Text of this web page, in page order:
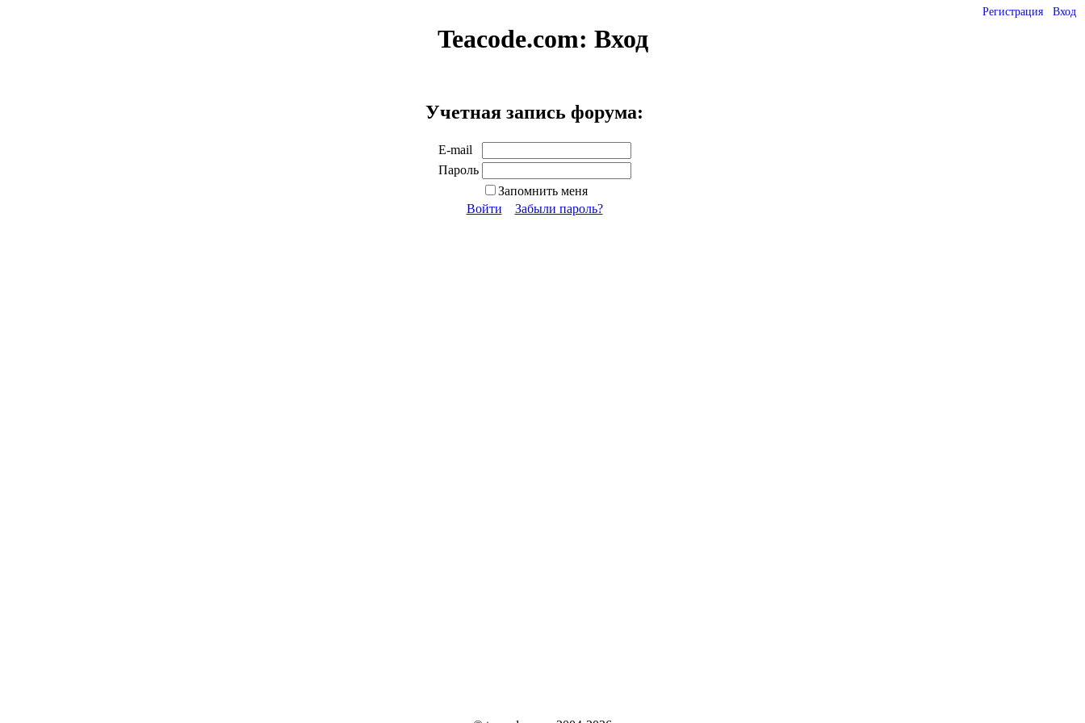
Регистрация Вход
Teacode.com: Вход
Учетная запись форума:
E-mail
Пароль
Запомнить меня
Войти
Забыли пароль?